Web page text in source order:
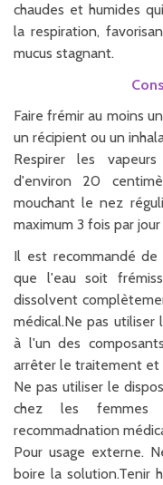
chaudes et humides
la respiration,
mucus stagnant.
Faire frémir au moins
un récipient ou un
Respirer les
d'environ 20
mouchant le nez
maximum 3 fois par
Il est recommandé de
que l'eau soit
dissolvent
médical.Ne pas
à l'un des
arrêter le traitement et
Ne pas utiliser le
chez les femmes
recommadnation
Pour usage externe.
boire la solution.Tenir